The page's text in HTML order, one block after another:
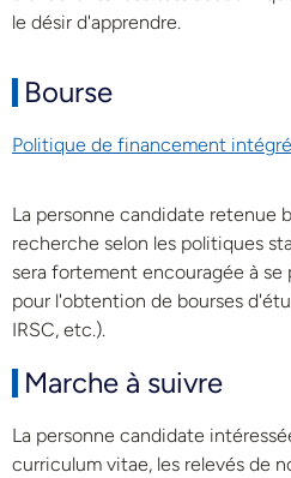
le désir d'apprendre.
Bourse
Politique de financement
La personne candidate retenue
recherche selon les politiques
sera fortement encouragée à
pour l'obtention de bourses
IRSC, etc.).
Marche à suivre
La personne candidate
curriculum vitae, les relevés de